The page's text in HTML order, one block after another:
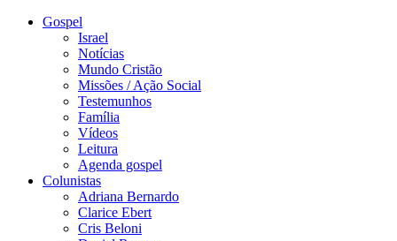
Gospel
Israel
Notícias
Mundo Cristão
Missões / Ação Social
Testemunhos
Família
Vídeos
Leitura
Agenda gospel
Colunistas
Adriana Bernardo
Clarice Ebert
Cris Beloni